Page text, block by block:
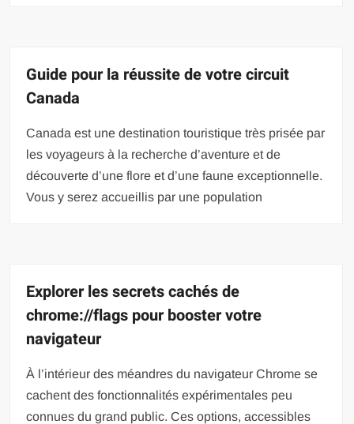
Guide pour la réussite de votre circuit
Canada
Canada est une destination touristique très prisée par
les voyageurs à la recherche d’aventure et de
découverte d’une flore et d’une faune exceptionnelle.
Vous y serez accueillis par une population
Explorer les secrets cachés de
chrome://flags pour booster votre
navigateur
À l’intérieur des méandres du navigateur Chrome se
cachent des fonctionnalités expérimentales peu
connues du grand public. Ces options, accessibles